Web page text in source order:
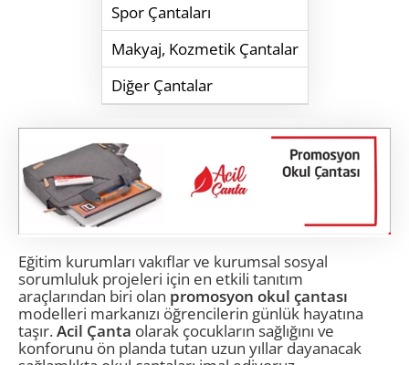
Spor Çantaları
Makyaj, Kozmetik Çantalar
Diğer Çantalar
Eğitim kurumları vakıflar ve kurumsal sosyal
sorumluluk projeleri için en etkili tanıtım
araçlarından biri olan promosyon okul çantası
modelleri markanızı öğrencilerin günlük hayatına
taşır.Acil Çanta olarak çocukların sağlığını ve
konforunu ön planda tutan uzun yıllar dayanacak